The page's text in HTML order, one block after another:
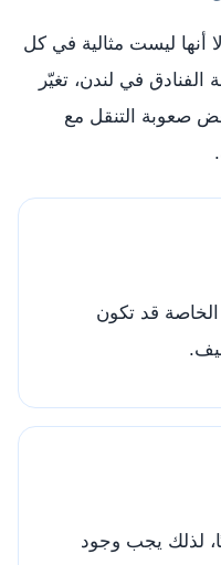
أنها ليست مثالية في كل
في لندن، تغيّر
صعوبة التنقل مع
الخاصة قد تكون
لذلك يجب وجود